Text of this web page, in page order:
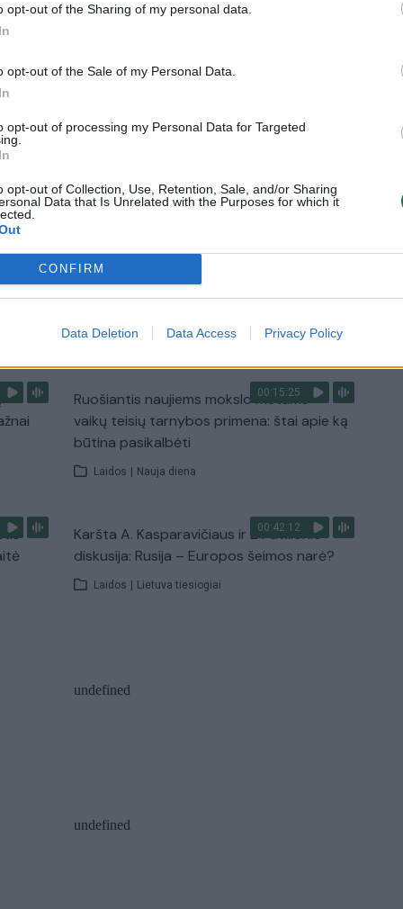
opt-out of the Sharing of my personal data.
opt-out of the Sale of my Personal Data.
opt-out of processing my Personal Data for Targeted
opt-out of Collection, Use, Retention, Sale, and/or Sharing
Data that Is Unrelated with the Purposes for which it
CONFIRM
Data Deletion Data Access Privacy Policy
–
kasdienybė – priekabiavimas, patyčios ir
Nyderlanduose apgynė čempionų vardą
Visi įrašai
00:15:25
Ruošiantis naujiems mokslo metams –
vaikų teisių tarnybos primena: štai apie ką
būtina pasikalbėti
Laidos | Nauja diena
00:42:12
Karšta A. Kasparavičiaus ir Ž Pavilionio
diskusija: Rusija – Europos šeimos narė?
Laidos | Lietuva tiesiogiai